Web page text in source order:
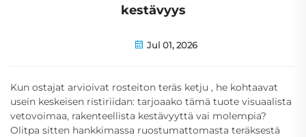
kestävyys
Jul 01, 2026
Kun ostajat arvioivat rosteiton teräs ketju , he kohtaavat
usein keskeisen ristiriidan: tarjoaako tämä tuote visuaalista
vetovoimaa, rakenteellista kestävyyttä vai molempia?
Olitpa sitten hankkimassa ruostumattomasta teräksestä